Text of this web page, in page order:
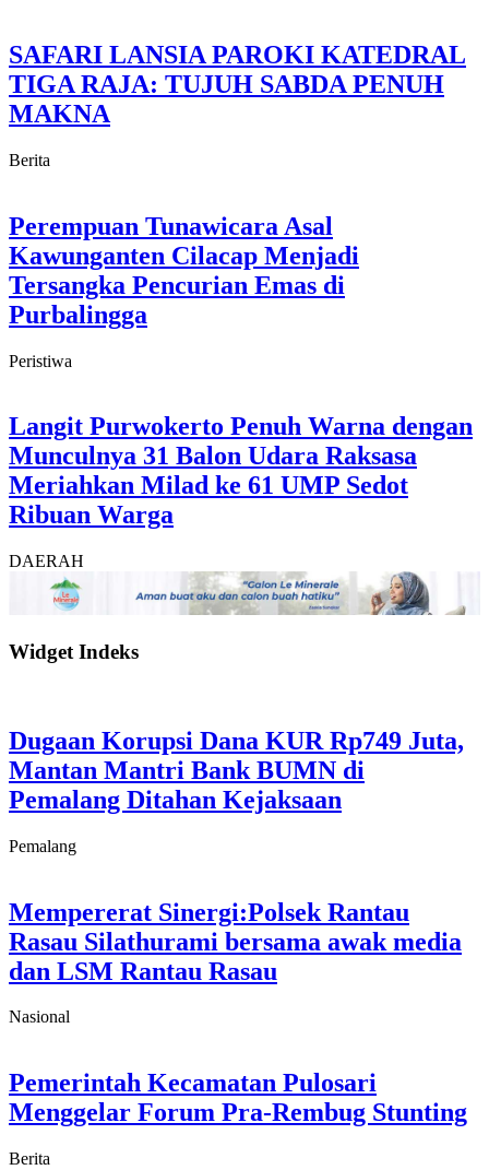
SAFARI LANSIA PAROKI KATEDRAL
TIGA RAJA: TUJUH SABDA PENUH
MAKNA
Berita
Perempuan Tunawicara Asal
Kawunganten Cilacap Menjadi
Tersangka Pencurian Emas di
Purbalingga
Peristiwa
Langit Purwokerto Penuh Warna dengan
Munculnya 31 Balon Udara Raksasa
Meriahkan Milad ke 61 UMP Sedot
Ribuan Warga
DAERAH
Widget Indeks
Dugaan Korupsi Dana KUR Rp749 Juta,
Mantan Mantri Bank BUMN di
Pemalang Ditahan Kejaksaan
Pemalang
Mempererat Sinergi:Polsek Rantau
Rasau Silathurami bersama awak media
dan LSM Rantau Rasau
Nasional
Pemerintah Kecamatan Pulosari
Menggelar Forum Pra-Rembug Stunting
Berita